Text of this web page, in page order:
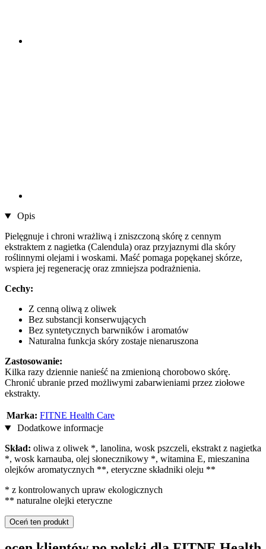
Opis
Pielęgnuje i chroni wrażliwą i zniszczoną skórę z cennym
ekstraktem z nagietka (Calendula) oraz przyjaznymi dla skóry
roślinnymi olejami i woskami. Maść pomaga popękanej skórze,
wspiera jej regenerację oraz zmniejsza podrażnienia.
Cechy:
Z cenną oliwą z oliwek
Bez substancji konserwujących
Bez syntetycznych barwników i aromatów
Naturalna funkcja skóry zostaje nienaruszona
Zastosowanie:
Kilka razy dziennie nanieść na zmienioną chorobowo skórę.
Chronić ubranie przed możliwymi zabarwieniami przez ziołowe
ekstrakty.
Marka: FITNE Health Care
Dodatkowe informacje
Skład: oliwa z oliwek *, lanolina, wosk pszczeli, ekstrakt z nagietka
*, wosk karnauba, olej słonecznikowy *, witamina E, mieszanina
olejków aromatycznych **, eteryczne składniki oleju **
* z kontrolowanych upraw ekologicznych
** naturalne olejki eteryczne
Oceń ten produkt